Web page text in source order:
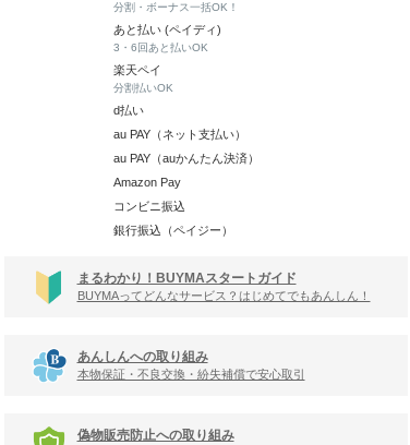
分割・ボーナス一括OK！
あと払い (ペイディ)
3・6回あと払いOK
楽天ペイ
分割払いOK
d払い
au PAY（ネット支払い）
au PAY（auかんたん決済）
Amazon Pay
コンビニ振込
銀行振込（ペイジー）
まるわかり！BUYMAスタートガイド
BUYMAってどんなサービス？はじめてでもあんしん！
あんしんへの取り組み
本物保証・不良交換・紛失補償で安心取引
偽物販売防止への取り組み